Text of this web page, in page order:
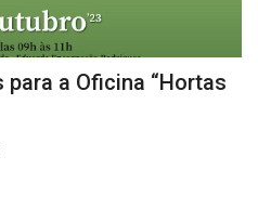
a Oficina “Hortas